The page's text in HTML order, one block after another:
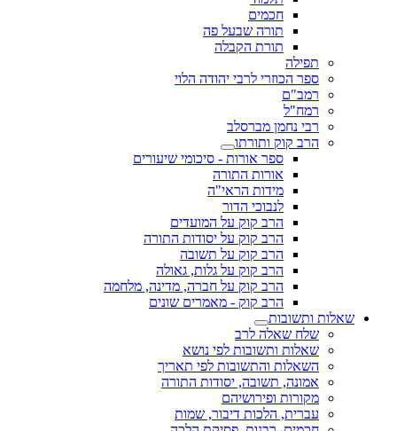
חכמים
תורה שבעל פה
תורת הקבלה
תפילה
ספר הכוזרי לרבי יהודה הלוי
רמב"ם
רמח"ל
רבי נחמן מברסלב
הרב קוק ותורתו
ספר אורות - סיכומי שיעורים
אורות התורה
מידות הראי"ה
לנבוכי הדור
הרב קוק על המועדים
הרב קוק על יסודות התורה
הרב קוק על תשובה
הרב קוק על גלות, גאולה
הרב קוק על חברה, מדינה, מלחמה
הרב קוק - מאמרים שונים
שאלות ותשובות
שלח שאלה לרב
שאלות ותשובות לפי נושא
השאלות והתשובות לפי תאריך
אמונה, תשובה, יסודות התורה
מקורות ופירושיהם
עברית, הלכות דיבור, שמות